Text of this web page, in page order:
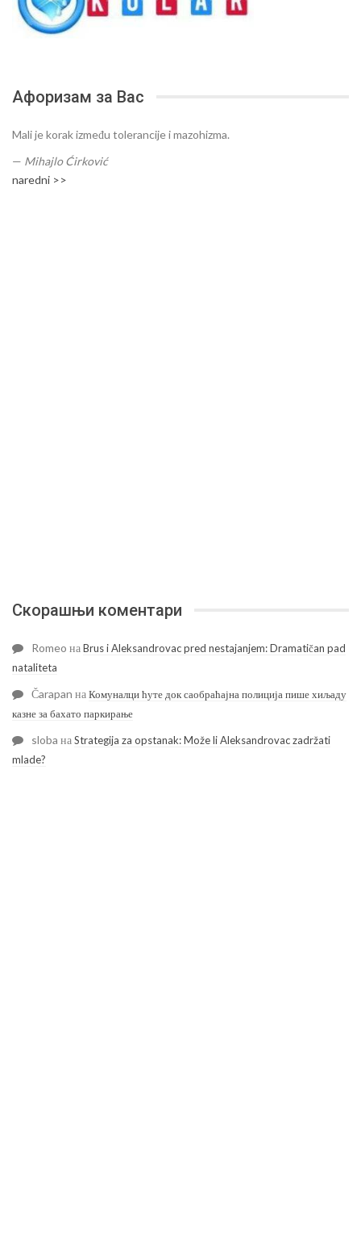
Афоризам за Вас
Mali je korak između tolerancije i mazohizma.
— Mihajlo Ćirković
naredni >>
Скорашњи коментари
Romeo наBrus i Aleksandrovac pred nestajanjem: Dramatičan pad
nataliteta
Čarapan наКомуналци ћуте док саобраћајна полиција пише хиљаду
казне за бахато паркирање
sloba наStrategija za opstanak: Može li Aleksandrovac zadržati
mlade?